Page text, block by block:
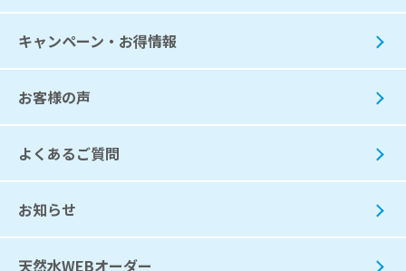
キャンペーン・お得情報
お客様の声
よくあるご質問
お知らせ
天然水WEBオーダー